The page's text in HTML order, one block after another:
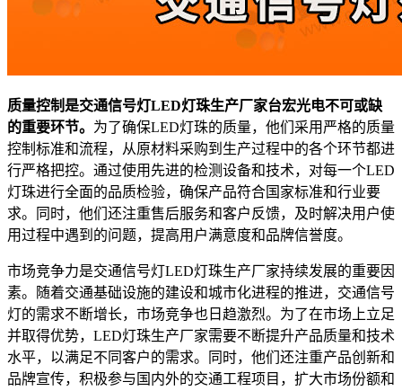
质量控制是交通信号灯LED灯珠生产厂家台宏光电不可或缺
的重要环节。 为了确保LED灯珠的质量，他们采用严格的质量
控制标准和流程，从原材料采购到生产过程中的各个环节都进
行严格把控。通过使用先进的检测设备和技术，对每一个LED
灯珠进行全面的品质检验，确保产品符合国家标准和行业要
求。同时，他们还注重售后服务和客户反馈，及时解决用户使
用过程中遇到的问题，提高用户满意度和品牌信誉度。
市场竞争力是交通信号灯LED灯珠生产厂家持续发展的重要因
素。随着交通基础设施的建设和城市化进程的推进，交通信号
灯的需求不断增长，市场竞争也日趋激烈。为了在市场上立足
并取得优势，LED灯珠生产厂家需要不断提升产品质量和技术
水平，以满足不同客户的需求。同时，他们还注重产品创新和
品牌宣传，积极参与国内外的交通工程项目，扩大市场份额和